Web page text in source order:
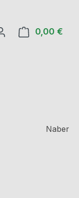
0,00 €
Naber